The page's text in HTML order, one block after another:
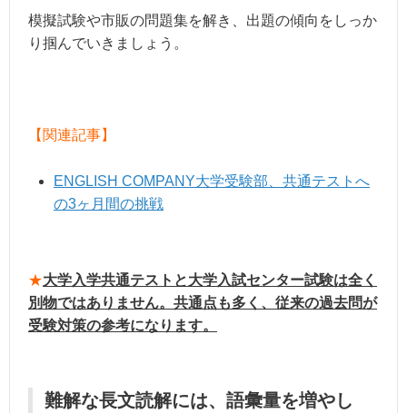
模擬試験や市販の問題集を解き、出題の傾向をしっか
り掴んでいきましょう。
【関連記事】
ENGLISH COMPANY大学受験部、共通テストへ
の3ヶ月間の挑戦
★大学入学共通テストと大学入試センター試験は全く
別物ではありません。共通点も多く、従来の過去問が
受験対策の参考になります。
難解な長文読解には、語彙量を増やし